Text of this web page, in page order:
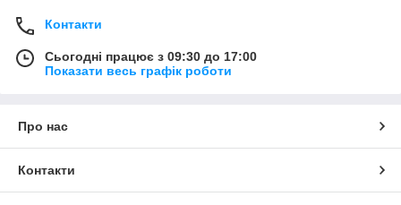
Контакти
Сьогодні працює з 09:30 до 17:00
Показати весь графік роботи
Про нас
Контакти